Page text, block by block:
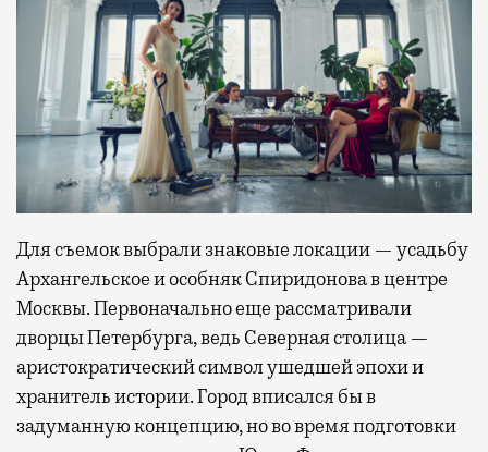
Для съемок выбрали знаковые локации — усадьбу
Архангельское и особняк Спиридонова в центре
Москвы. Первоначально еще рассматривали
дворцы Петербурга, ведь Северная столица —
аристократический символ ушедшей эпохи и
хранитель истории. Город вписался бы в
задуманную концепцию, но во время подготовки